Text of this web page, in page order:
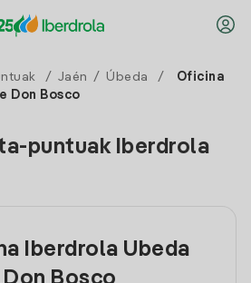
/ Jaén / Úbeda /
Oficina
Don Bosco
puntuak Iberdrola
Iberdrola Ubeda